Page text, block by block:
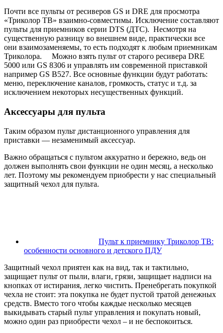
Почти все пульты от ресиверов GS и DRE для просмотра
«Триколор ТВ» взаимно-совместимы. Исключение составляют
пульты для приемников серии DTS (ДТС). Несмотря на
существенную разницу во внешнем виде, практически все
они взаимозаменяемы, то есть подходят к любым приемникам
Триколора. Можно взять пульт от старого ресивера DRE
5000 или GS 8306 и управлять им современной приставкой
например GS B527. Все основные функции будут работать:
меню, переключение каналов, громкость, статус и т.д. за
исключением некоторых несущественных функций.
Аксессуары для пульта
Таким образом пульт дистанционного управления для
приставки — незаменимый аксессуар.
Важно обращаться с пультом аккуратно и бережно, ведь он
должен выполнять свои функции не один месяц, а несколько
лет. Поэтому мы рекомендуем приобрести у нас специальный
защитный чехол для пульта.
Пульт к приемнику Триколор ТВ:
особенности основного и детского ПДУ
Защитный чехол приятен как на вид, так и тактильно,
защищает пульт от пыли, влаги, грязи, защищает надписи на
кнопках от истирания, легко чистить. Пренебрегать покупкой
чехла не стоит: эта покупка не будет пустой тратой денежных
средств. Вместо того чтобы каждые несколько месяцев
выкидывать старый пульт управления и покупать новый,
можно один раз приобрести чехол – и не беспокоиться.